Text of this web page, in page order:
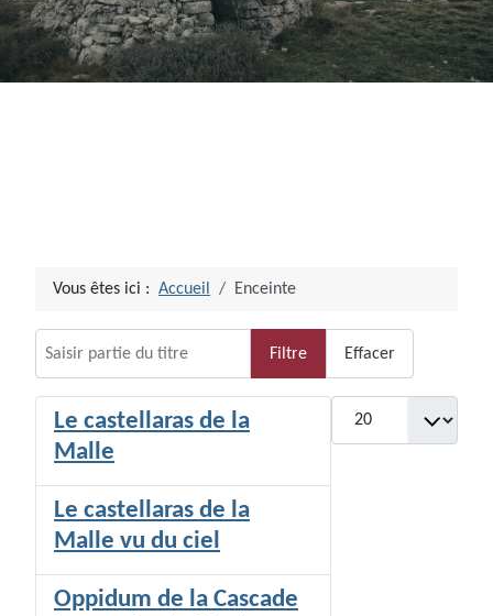
Vous êtes ici : Accueil Enceinte
Filtre Effacer
Afficher #
Le castellaras de la
Malle
Le castellaras de la
Malle vu du ciel
Oppidum de la Cascade